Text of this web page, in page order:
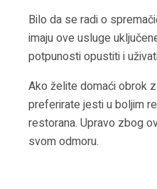
Bilo da se radi o
imaju ove usluge
potpunosti opustiti i
Ako želite domaći obrok
preferirate jesti u boljim
restorana. Upravo zbog
svom odmoru.